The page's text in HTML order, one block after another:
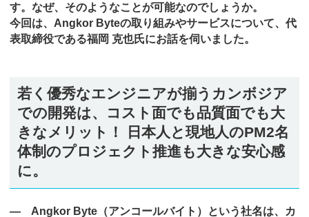
す。なぜ、そのようなことが可能なのでしょうか。
今回は、Angkor Byteの取り組みやサービスについて、代
表取締役である福岡 克也氏にお話を伺いました。
若く優秀なエンジニアが揃うカンボジア
での開発は、コスト面でも品質面でも大
きなメリット！ 日本人と現地人のPM2名
体制のプロジェクト推進も大きな安心感
に。
― Angkor Byte（アンコールバイト）という社名は、カ